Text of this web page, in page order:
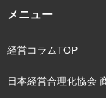
メニュー
経営コラムTOP
日本経営合理化協会